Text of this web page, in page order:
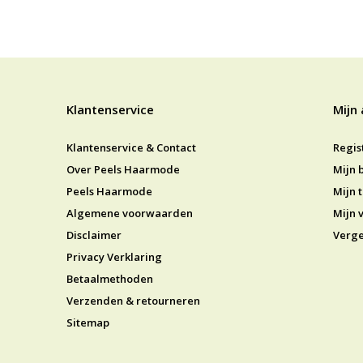
Klantenservice
Klantenservice & Contact
Over Peels Haarmode
Peels Haarmode
Algemene voorwaarden
Disclaimer
Privacy Verklaring
Betaalmethoden
Verzenden & retourneren
Sitemap
Mijn
Mijn
Mijn
Mijn